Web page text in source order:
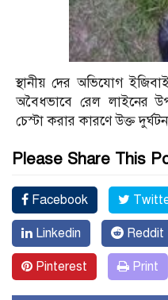
স্থানীয় দের অভিযোগ
অবৈধভাবে রেল লাইনের
চেস্টা করার কারণে উক্ত
Please Share This
Facebook
Linkedin Reddit
Pinterest Print